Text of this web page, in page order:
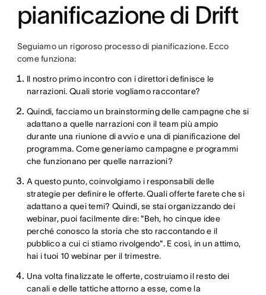
pianificazione di Drift
Seguiamo un rigoroso processo di pianificazione. Ecco
come funziona:
Il nostro primo incontro con i direttori definisce le
narrazioni. Quali storie vogliamo raccontare?
Quindi, facciamo un brainstorming delle campagne che si
adattano a quelle narrazioni con il team più ampio
durante una riunione di avvio e una di pianificazione del
programma. Come generiamo campagne e programmi
che funzionano per quelle narrazioni?
A questo punto, coinvolgiamo i responsabili delle
strategie per definire le offerte. Quali offerte farete che si
adattano a quei temi? Quindi, se stai organizzando dei
webinar, puoi facilmente dire: "Beh, ho cinque idee
perché conosco la storia che sto raccontando e il
pubblico a cui ci stiamo rivolgendo". E così, in un attimo,
hai i tuoi 10 webinar per il trimestre.
Una volta finalizzate le offerte, costruiamo il resto dei
canali e delle tattiche attorno a esse, come la